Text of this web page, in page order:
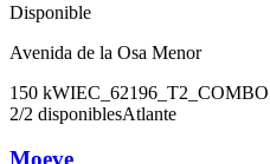
Disponible
Avenida de la Osa Menor
150 kWIEC_62196_T2_COMBO
2/2 disponiblesAtlante
Moeve